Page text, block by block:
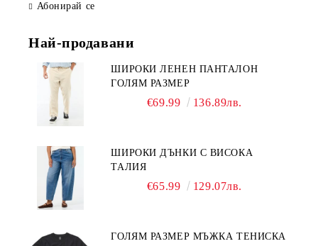
Абонирай се
Най-продавани
ШИРОКИ ЛЕНЕН ПАНТАЛОН
ГОЛЯМ РАЗМЕР
€69.99 136.89лв.
ШИРОКИ ДЪНКИ С ВИСОКА
ТАЛИЯ
€65.99 129.07лв.
ГОЛЯМ РАЗМЕР МЪЖКА ТЕНИСКА